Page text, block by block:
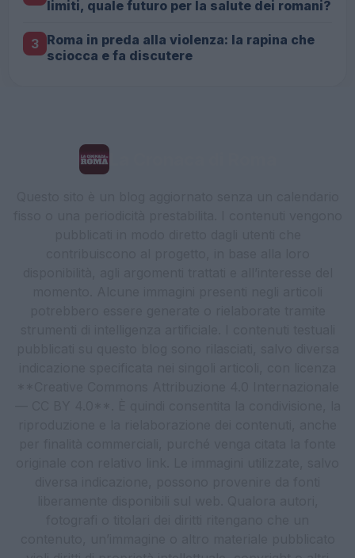
limiti, quale futuro per la salute dei romani?
3 Roma in preda alla violenza: la rapina che
sciocca e fa discutere